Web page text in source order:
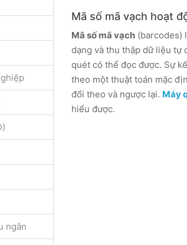
Mã số mã vạch hoạt
Mã số mã vạch(barcodes)
dạng và thu thập dữ liệu tự
quét có thể đọc được. Sự
theo một thuật toán mặc
đổi theo và ngược lại. Máy
hiểu được.
ngân